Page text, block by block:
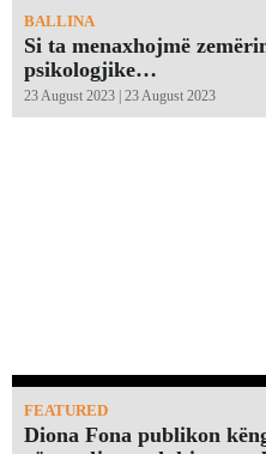
BALLINA
Si ta menaxhojmë
psikologjike…
23 August 2023 | 23 August 2023
FEATURED
Diona Fona publikon